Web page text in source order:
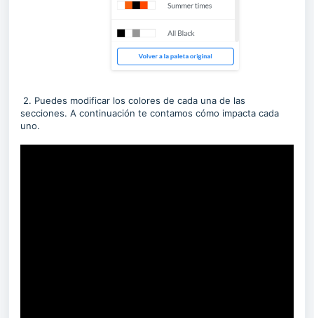
2. Puedes modificar los colores de cada una de las
secciones. A continuación te contamos cómo impacta cada
uno.